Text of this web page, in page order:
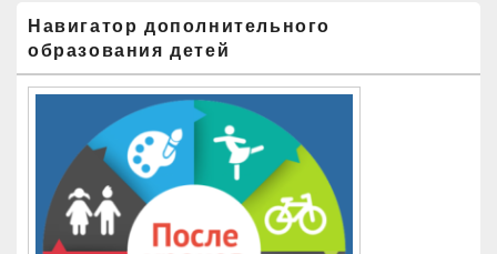
Навигатор дополнительного
образования детей